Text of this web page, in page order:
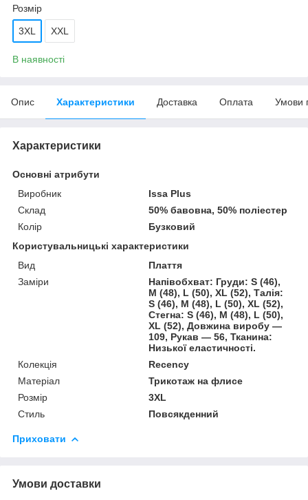
Розмір
3XL XXL
В наявності
Опис Характеристики Доставка Оплата Умови
Характеристики
Основні атрибути
Виробник
Issa Plus
Склад
50% бавовна, 50% поліестер
Колір
Бузковий
Користувальницькі характеристики
Вид
Плаття
Заміри
Напівобхват: Груди: S (46),
M (48), L (50), XL (52), Талія:
S (46), M (48), L (50), XL (52),
Стегна: S (46), M (48), L (50),
XL (52), Довжина виробу —
109, Рукав — 56, Тканина:
Низької еластичності.
Колекція
Recency
Матеріал
Трикотаж на флиcе
Розмір
3XL
Стиль
Повсякденний
Приховати
Умови доставки